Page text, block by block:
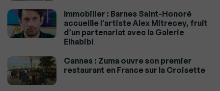
Immobilier : Barnes Saint-Honoré
accueille l’artiste Alex Mitrecey, fruit
d’un partenariat avec la Galerie
Elhabibi
Cannes : Zuma ouvre son premier
restaurant en France sur la Croisette